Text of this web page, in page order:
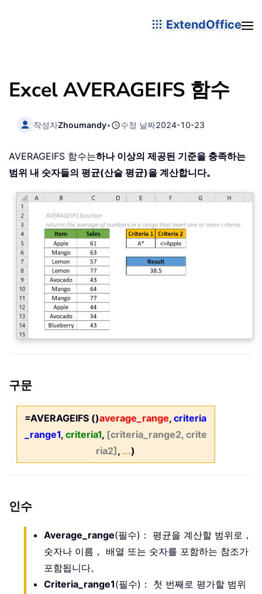
ExtendOffice
Excel AVERAGEIFS 함수
작성자Zhoumandy• 수정 날짜2024-10-23
AVERAGEIFS 함수는하나 이상의 제공된 기준을 충족하는
범위 내 숫자들의 평균(산술 평균)을 계산합니다。
구문
=AVERAGEIFS ()average_range,criteria
_range1, criteria1, [criteria_range2, crite
ria2] , ...)
인수
Average_range(필수)： 평균을 계산할 범위로，
숫자나 이름， 배열 또는 숫자를 포함하는 참조가
포함됩니다。
Criteria_range1(필수)： 첫 번째로 평가할 범위